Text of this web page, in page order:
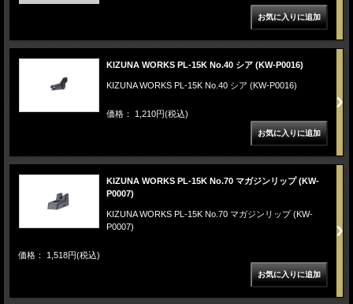
KIZUNA WORKS PL-15K No.40 シア (KW-P0016)
KIZUNA WORKS PL-15K No.40 シア (KW-P0016)
価格： 1,210円(税込)
KIZUNA WORKS PL-15K No.70 マガジンリップ (KW-
P0007)
KIZUNA WORKS PL-15K No.70 マガジンリップ (KW-
P0007)
価格： 1,518円(税込)